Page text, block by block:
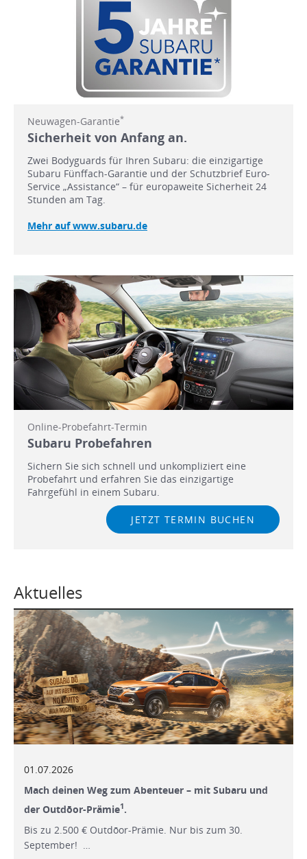
Neuwagen-Garantie*
Sicherheit von Anfang an.
Zwei Bodyguards für Ihren Subaru: die einzigartige
Subaru Fünffach-Garantie und der Schutzbrief Euro-
Service „Assistance“ – für europaweite Sicherheit 24
Stunden am Tag.
Mehr auf www.subaru.de
Online-Probefahrt-Termin
Subaru Probefahren
Sichern Sie sich schnell und unkompliziert eine
Probefahrt und erfahren Sie das einzigartige
Fahrgefühl in einem Subaru.
JETZT TERMIN BUCHEN
Aktuelles
01.07.2026
Mach deinen Weg zum Abenteuer – mit Subaru und
der Outdōor-Prämie1.
Bis zu 2.500 € Outdōor-Prämie. Nur bis zum 30.
September! …